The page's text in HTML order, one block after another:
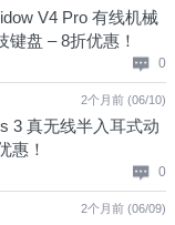
V4 Pro 有线机械
盘 – 8折优惠！
0
2个月前 (06/10)
3 真无线半入耳式动
惠！
0
2个月前 (06/09)